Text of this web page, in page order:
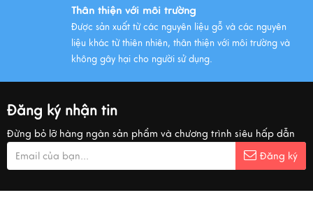
Thân thiện với môi trường
Được sản xuất từ các nguyên liệu gỗ và các nguyên
liệu khác từ thiên nhiên, thân thiện với môi trường và
không gây hại cho người sử dụng.
Đăng ký nhận tin
Đừng bỏ lỡ hàng ngàn sản phẩm và chương trình siêu hấp dẫn
Đăng ký